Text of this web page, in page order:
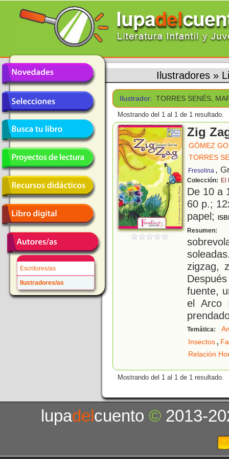
Escritores/as
Ilustradores/as
Ilustradores »
Ilustrador: TORRES SENÉS,
Mostrando del 1 al 1 de 1 resultado.
Zig
GÓMEZ
TORRES
Fresolina ,
Colección: El
De 10 a
60 p.;
papel;
Resumen:
zigzag,
fuente,
el Arco
Temática:
Insectos,
Relación
Mostrando del 1 al 1 de 1 resultado.
lupadelcuento© 2013-